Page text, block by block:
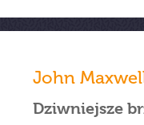
John
Dziwniejsze